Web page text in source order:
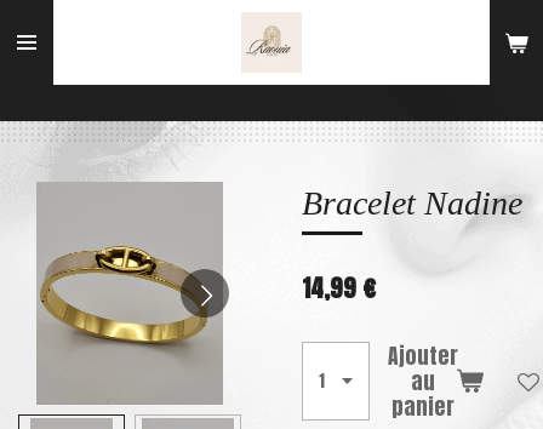
au
Bracelet Nadine
14,99 €
Ajouter
au
panier